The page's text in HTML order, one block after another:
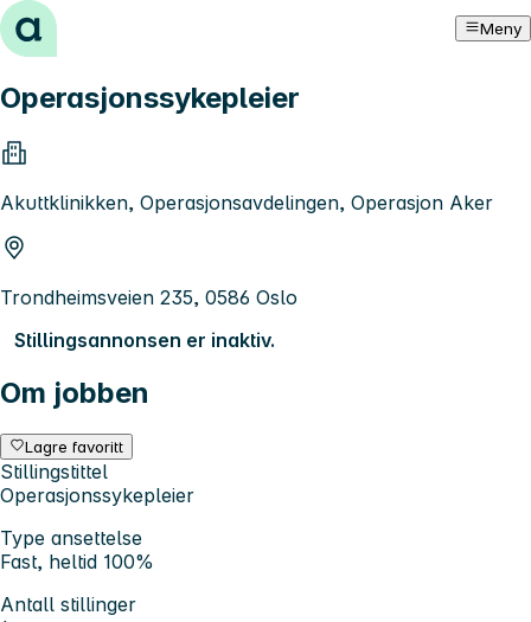
Hopp til innhold Meny
Operasjonssykepleier
Akuttklinikken, Operasjonsavdelingen, Operasjon Aker
Trondheimsveien 235, 0586 Oslo
Stillingsannonsen er inaktiv.
Om jobben
Lagre favoritt
Stillingstittel
Operasjonssykepleier
Type ansettelse
Fast, heltid 100%
Antall stillinger